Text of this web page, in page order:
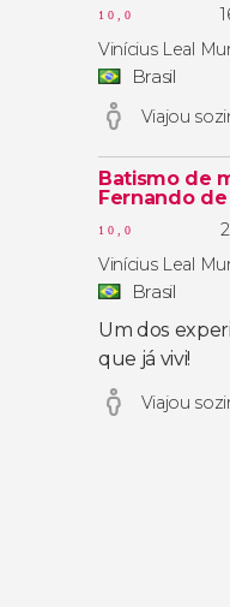
10,0
Vinícius Leal
Brasil
Viajou
Batismo de
Fernando
10,0
Vinícius Leal
Brasil
Um dos
que já vivi!
Viajou